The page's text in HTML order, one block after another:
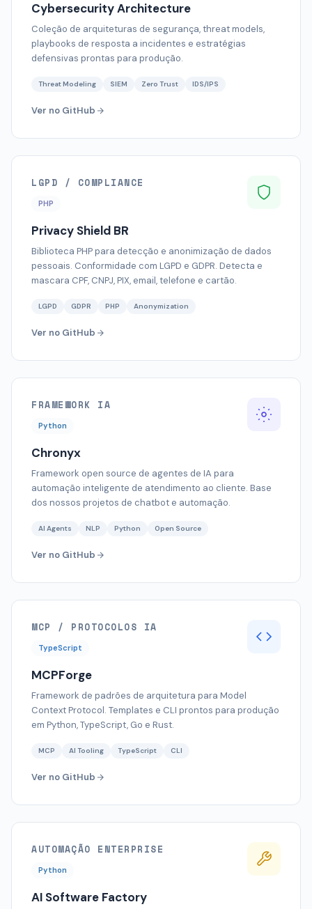
Cybersecurity Architecture
Coleção de arquiteturas de segurança, threat models,
playbooks de resposta a incidentes e estratégias
defensivas prontas para produção.
Threat Modeling SIEM Zero Trust IDS/IPS
Ver no GitHub
LGPD / COMPLIANCE
PHP
Privacy Shield BR
Biblioteca PHP para detecção e anonimização de dados
pessoais. Conformidade com LGPD e GDPR. Detecta e
mascara CPF, CNPJ, PIX, email, telefone e cartão.
LGPD GDPR PHP Anonymization
Ver no GitHub
FRAMEWORK IA
Python
Chronyx
Framework open source de agentes de IA para
automação inteligente de atendimento ao cliente. Base
dos nossos projetos de chatbot e automação.
AI Agents NLP Python Open Source
Ver no GitHub
MCP / PROTOCOLOS IA
TypeScript
MCPForge
Framework de padrões de arquitetura para Model
Context Protocol. Templates e CLI prontos para produção
em Python, TypeScript, Go e Rust.
MCP AI Tooling TypeScript CLI
Ver no GitHub
AUTOMAÇÃO ENTERPRISE
Python
AI Software Factory